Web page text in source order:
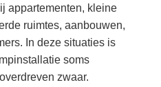
appartementen, kleine
ruimtes, aanbouwen,
In deze situaties is
soms
zwaar.